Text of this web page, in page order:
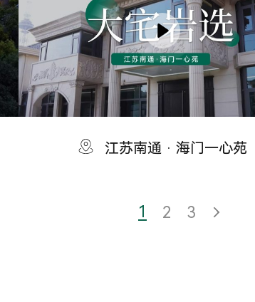
江苏南通 · 海门一心苑
1 2 3